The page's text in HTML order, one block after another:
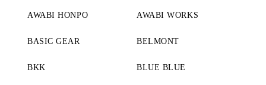
AWABI HONPO AWABI WORKS
BASIC GEAR BELMONT
BKK BLUE BLUE